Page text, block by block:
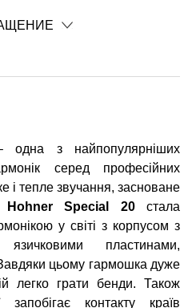
одна з найпопулярніших
серед професійних
і тепле звучання, засноване
Hohner Special 20стала
у світі з корпусом з
пластинами,
цьому гармошка дуже
легко грати бенди. Також
запобігає контакту країв